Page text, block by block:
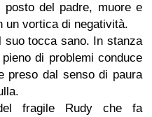
del padre, muore e
vortica di negatività.
suo tocca sano. In stanza
di problemi conduce
preso dal senso di paura
fragile Rudy che fa